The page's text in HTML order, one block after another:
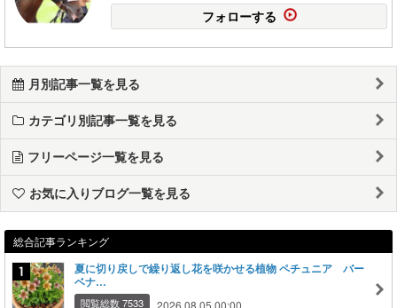
フォローする
月別記事一覧を見る
カテゴリ別記事一覧を見る
フリーページ一覧を見る
お気に入りブログ一覧を見る
総合記事ランキング
夏に切り戻しで繰り返し花を咲かせる植物 ペチュニア バー
ベナ…
閲覧総数 7533 2026.08.05 00:00